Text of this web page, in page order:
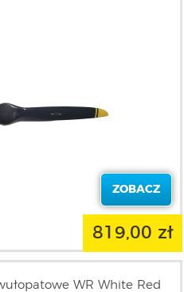
ZOBACZ
819,00 zł
WR White Red